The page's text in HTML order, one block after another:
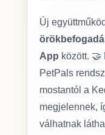
Új
App között.
PetPals
mostantól a
megjelennek,
válhatnak